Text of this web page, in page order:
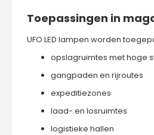
Toepassingen in
UFO LED lampen worden
opslagruimtes met hoge
gangpaden en rijroutes
expeditiezones
laad- en losruimtes
logistieke hallen